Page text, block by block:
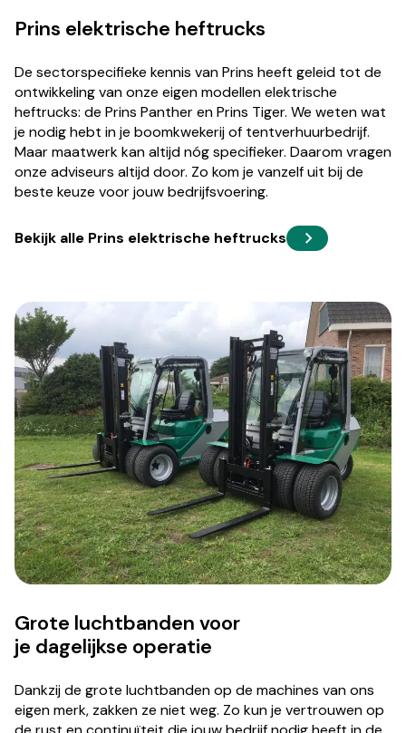
Prins elektrische heftrucks
De sectorspecifieke kennis van Prins heeft geleid tot de
ontwikkeling van onze eigen modellen elektrische
heftrucks: de Prins Panther en Prins Tiger. We weten wat
je nodig hebt in je boomkwekerij of tentverhuurbedrijf.
Maar maatwerk kan altijd nóg specifieker. Daarom vragen
onze adviseurs altijd door. Zo kom je vanzelf uit bij de
beste keuze voor jouw bedrijfsvoering.
Bekijk alle Prins elektrische heftrucks
Grote luchtbanden voor
je dagelijkse operatie
Dankzij de grote luchtbanden op de machines van ons
eigen merk, zakken ze niet weg. Zo kun je vertrouwen op